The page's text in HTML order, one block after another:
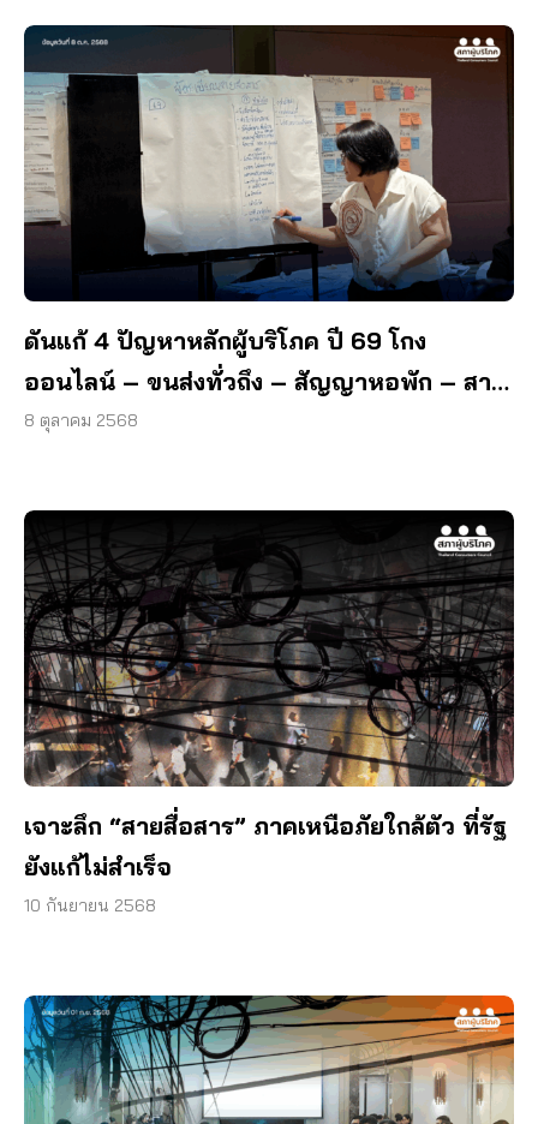
ดันแก้ 4 ปัญหาหลักผู้บริโภค ปี 69 โกง
ออนไลน์ – ขนส่งทั่วถึง – สัญญาหอพัก – สาย
สื่อสาร
8 ตุลาคม 2568
เจาะลึก “สายสื่อสาร” ภาคเหนือภัยใกล้ตัว ที่รัฐ
ยังแก้ไม่สำเร็จ
10 กันยายน 2568